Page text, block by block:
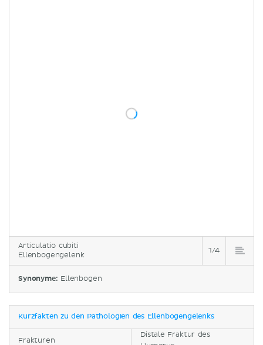
Articulatio cubiti
Ellenbogengelenk
1/4
Synonyme: Ellenbogen
Kurzfakten zu den Pathologien des Ellenbogengelenks
Frakturen
Distale Fraktur des